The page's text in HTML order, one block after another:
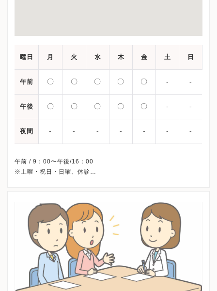
曜日 月 火 水 木 金 土 日
午前 〇 〇 〇 〇 〇 - -
午後 〇 〇 〇 〇 〇 - -
夜間 - - - - - - -
午前 / 9：00〜午後/16：00
※土曜・祝日・日曜、休診